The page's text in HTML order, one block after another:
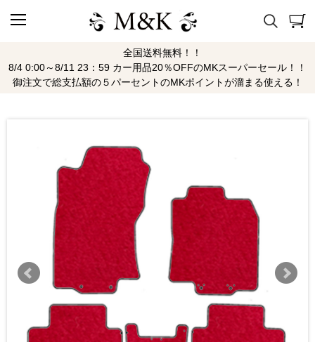
全国送料無料！！
8/4 0:00～8/11 23：59 カー用品20％OFFのMKスーパーセール！！
御注文で総支払額の５パーセントのMKポイントが溜まる使える！